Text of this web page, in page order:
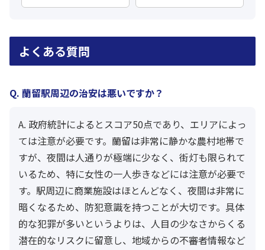
よくある質問
Q. 蘭留駅周辺の治安は悪いですか？
A. 政府統計によるとスコア50点であり、エリアによっ
ては注意が必要です。蘭留は非常に静かな農村地帯で
すが、夜間は人通りが極端に少なく、街灯も限られて
いるため、特に女性の一人歩きなどには注意が必要で
す。駅周辺に商業施設はほとんどなく、夜間は非常に
暗くなるため、防犯意識を持つことが大切です。具体
的な犯罪が多いというよりは、人目の少なさからくる
潜在的なリスクに留意し、地域からの不審者情報など